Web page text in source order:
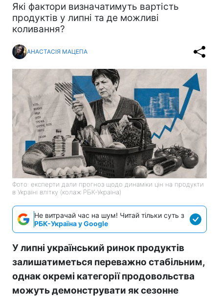
Які фактори визначатимуть вартість
продуктів у липні та де можливі
коливання?
АНАСТАСІЯ МАЦЕПА
Фото: експерти дали прогноз щодо динаміки цін на продукти
в Україні влітку (колаж РБК-Україна)
Не витрачай час на шум! Читай тільки суть з
РБК-Україна у Google
У липні український ринок продуктів
залишатиметься переважно стабільним,
однак окремі категорії продовольства
можуть демонструвати як сезонне